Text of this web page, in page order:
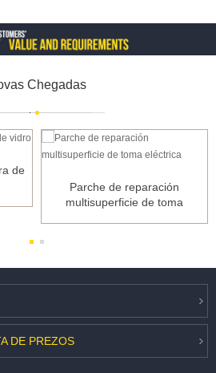
Chegadas
de
Parche de reparación
multisuperficie de toma
DE PREZOS